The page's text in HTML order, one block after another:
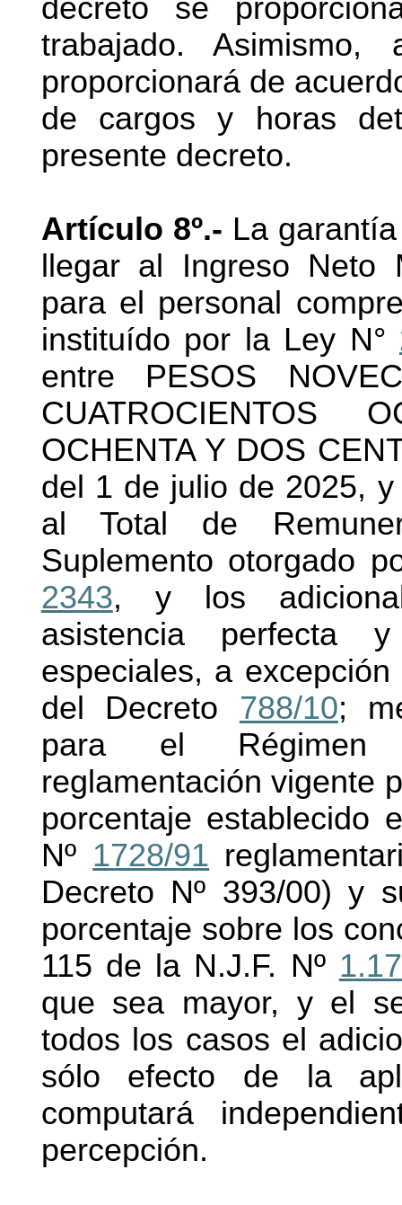
decreto se
trabajado.
proporcionará de
de cargos y horas
presente decreto.
Artículo 8º.- La
llegar al Ingreso Neto
para el personal
instituído por la Ley N°
entre PESOS
OCHENTA Y DOS
del 1 de julio de 2025,
al Total de
Suplemento otorgado
2343, y los
asistencia perfecta
especiales, a
del Decreto 788/10;
para el Régimen
reglamentación vigente
porcentaje establecido
Nº 1728/91
Decreto Nº 393/00) y
porcentaje sobre los
115 de la N.J.F. Nº
que sea mayor, y el
todos los casos el
sólo efecto de la
computará
percepción.